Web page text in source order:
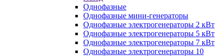
Однофазные
Однофазные мини-генераторы
Однофазные электрогенераторы 2 кВт
Однофазные электрогенераторы 5 кВт
Однофазные электрогенераторы 7 кВт
Однофазные электрогенераторы 10